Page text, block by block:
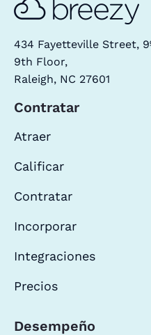
434 Fayetteville Street,
9th Floor,
Raleigh, NC 27601
Contratar
Atraer
Calificar
Contratar
Incorporar
Integraciones
Precios
Desempeño